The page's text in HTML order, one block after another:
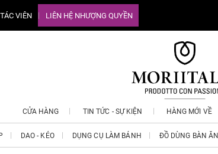
VIÊN LIÊN HỆ NHƯỢNG QUYỀN
CỬA HÀNG TIN TỨC - SỰ KIỆN HÀNG MỚI VỀ
DAO - KÉO DỤNG CỤ LÀM BÁNH ĐỒ DÙNG BÀN ĂN